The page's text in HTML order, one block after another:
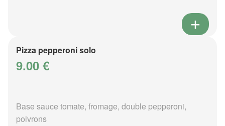
Pizza pepperoni solo
9.00 €
Base sauce tomate, fromage, double pepperoni,
poivrons